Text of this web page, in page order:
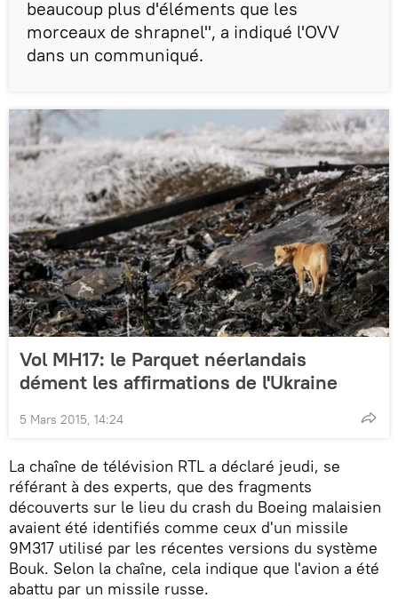
beaucoup plus d'éléments que les
morceaux de shrapnel", a indiqué l'OVV
dans un communiqué.
Vol MH17: le Parquet néerlandais
dément les affirmations de l'Ukraine
5 Mars 2015, 14:24
La chaîne de télévision RTL a déclaré jeudi, se
référant à des experts, que des fragments
découverts sur le lieu du crash du Boeing malaisien
avaient été identifiés comme ceux d'un missile
9M317 utilisé par les récentes versions du système
Bouk. Selon la chaîne, cela indique que l'avion a été
abattu par un missile russe.